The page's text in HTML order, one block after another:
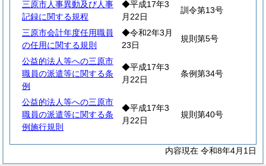
三原市人事異動及び人事
記録に関する規程
◆平成17年3
月22日
訓令第13号
三原市会計年度任用職員
の任用に関する規則
◆令和2年3月
23日
規則第5号
公益的法人等への三原市
職員の派遣等に関する条
例
◆平成17年3
月22日
条例第34号
公益的法人等への三原市
職員の派遣等に関する条
例施行規則
◆平成17年3
月22日
規則第40号
内容現在 令和8年4月1日